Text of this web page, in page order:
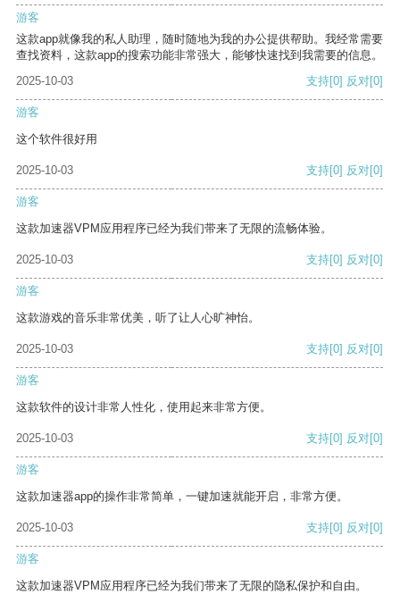
游客
这款app就像我的私人助理，随时随地为我的办公提供帮助。我经常需要
查找资料，这款app的搜索功能非常强大，能够快速找到我需要的信息。
2025-10-03
支持[0] 反对[0]
游客
这个软件很好用
2025-10-03 支持[0] 反对[0]
游客
这款加速器VPM应用程序已经为我们带来了无限的流畅体验。
2025-10-03 支持[0] 反对[0]
游客
这款游戏的音乐非常优美，听了让人心旷神怡。
2025-10-03 支持[0] 反对[0]
游客
这款软件的设计非常人性化，使用起来非常方便。
2025-10-03 支持[0] 反对[0]
游客
这款加速器app的操作非常简单，一键加速就能开启，非常方便。
2025-10-03 支持[0] 反对[0]
游客
这款加速器VPM应用程序已经为我们带来了无限的隐私保护和自由。